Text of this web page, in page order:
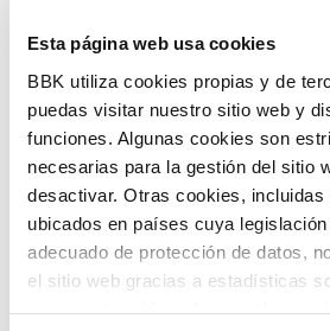
Esta página web usa cookies
BBK utiliza cookies propias y de
puedas visitar nuestro sitio web y
funciones. Algunas cookies son
necesarias para la gestión del sitio
desactivar. Otras cookies,
ubicados en países cuya
adecuado de protección de datos,
el sitio web gracias a estadísticas
BBK Kuna: La Casa de los ODS
esta mañana, de la mano de
Directora de BBK Kuna, yBraulio
del Deustobarometro, “